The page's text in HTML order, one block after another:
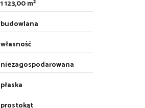
1 123,00 m²
budowlana
własność
niezagospodarowana
płaska
prostokąt